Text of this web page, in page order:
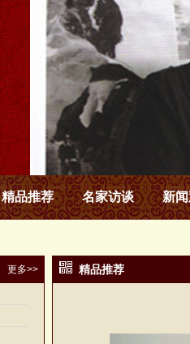
精品推荐 名家访谈 新
更多>> 精品推荐